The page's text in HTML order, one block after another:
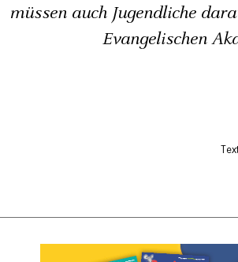
müssen auch Jugendliche
Evangelischen